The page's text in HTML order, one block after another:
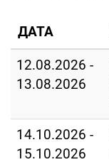
ДАТА
12.08.2026 -
13.08.2026
14.10.2026 -
15.10.2026